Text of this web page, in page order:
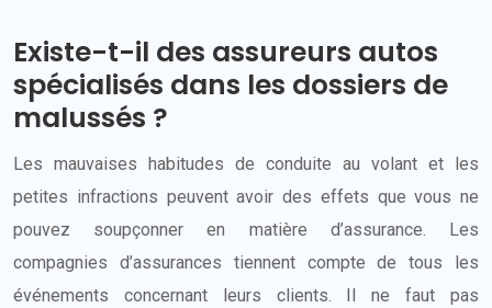
Existe-t-il des assureurs autos
spécialisés dans les dossiers de
malussés ?
Les mauvaises habitudes de conduite au volant et les
petites infractions peuvent avoir des effets que vous ne
pouvez soupçonner en matière d’assurance. Les
compagnies d’assurances tiennent compte de tous les
événements concernant leurs clients. Il ne faut pas